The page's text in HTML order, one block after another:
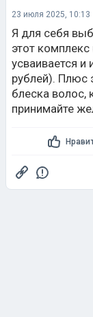
23 июля 2025, 10:13
Я для себя
этот
усваивается
рублей). Плюс
блеска волос,
принимайте